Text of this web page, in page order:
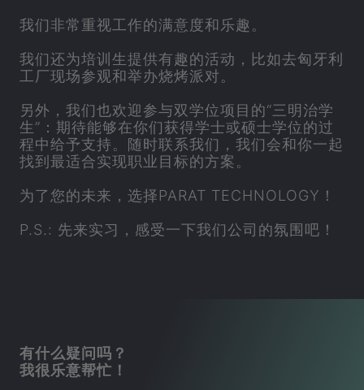
我们非常重视工作的满意度和乐趣。
我们还为培训生提供有趣的活动，比如去匈牙利
工厂现场参观和举办烧烤派对。
另外，我们也欢迎参与双学位项目的“三明治学
生”：期待能够在你们获得学士或硕士学位的过
程中给予支持。随时联系我们，我们会和你一起
找到最适合实现职业目标的方案。
为了您的未来，选择PARAT TECHNOLOGY！
P.S.: 先来实习，感受一下我们公司的氛围吧！
有什么疑问吗？
我很乐意帮忙！